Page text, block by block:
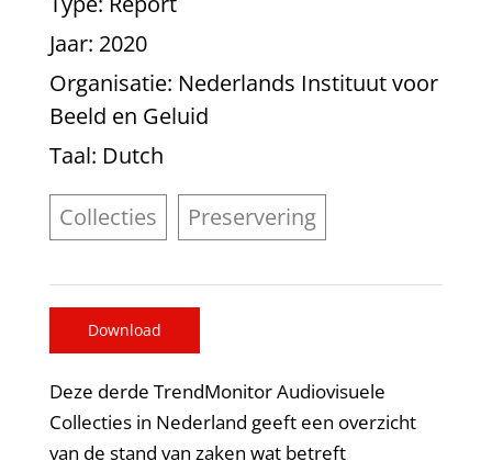
Jaar: 2020
Organisatie: Nederlands Instituut voor
Beeld en Geluid
Taal: Dutch
Collecties Preservering
Download
Deze derde TrendMonitor Audiovisuele
Collecties in Nederland geeft een overzicht
van de stand van zaken wat betreft